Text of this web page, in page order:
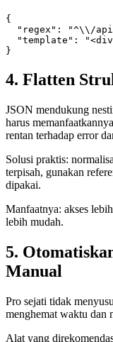
{
"regex": "^\\/
"template":
4. Flatten
JSON mendukung
harus
rentan terhadap error
Solusi praktis:
terpisah, gunakan
dipakai.
Manfaatnya: akses
lebih mudah.
5.
Manual
Pro sejati tidak
menghemat waktu dan
Alat yang